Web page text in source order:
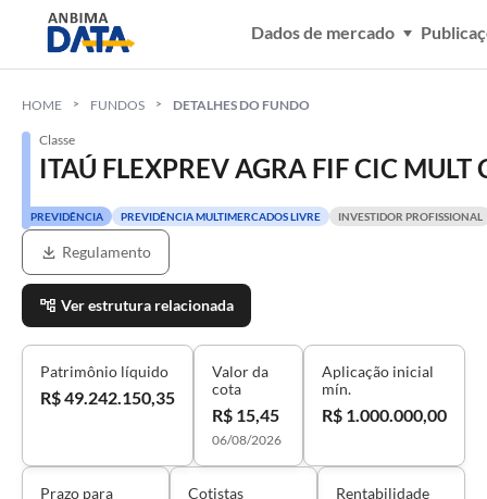
Dados de mercado
HOME FUNDOS DETALHES DO FUNDO
Classe
ITAÚ FLEXPREV AGRA FIF CIC
PREVIDÊNCIA PREVIDÊNCIA MULTIMERCADOS LIVRE INVESTIDOR PROFISSIONAL
Regulamento
Ver estrutura relacionada
Patrimônio líquido
R$ 49.242.150,35
Valor da
cota
R$ 15,45
06/08/2026
Aplicação inicial
mín.
R$ 1.000.000,00
Prazo para
Cotistas
Rentabilidade